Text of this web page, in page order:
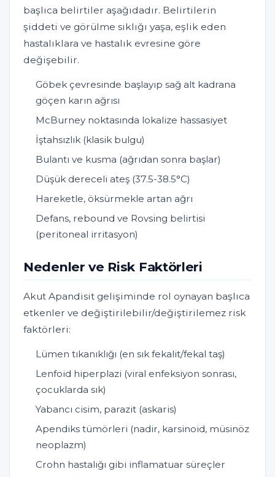
başlıca belirtiler aşağıdadır. Belirtilerin
şiddeti ve görülme sıklığı yaşa, eşlik eden
hastalıklara ve hastalık evresine göre
değişebilir.
Göbek çevresinde başlayıp sağ alt kadrana
göçen karın ağrısı
McBurney noktasında lokalize hassasiyet
İştahsızlık (klasik bulgu)
Bulantı ve kusma (ağrıdan sonra başlar)
Düşük dereceli ateş (37.5-38.5°C)
Hareketle, öksürmekle artan ağrı
Defans, rebound ve Rovsing belirtisi
(peritoneal irritasyon)
Nedenler ve Risk Faktörleri
Akut Apandisit gelişiminde rol oynayan başlıca
etkenler ve değiştirilebilir/değiştirilemez risk
faktörleri:
Lümen tıkanıklığı (en sık fekalit/fekal taş)
Lenfoid hiperplazi (viral enfeksiyon sonrası,
çocuklarda sık)
Yabancı cisim, parazit (askaris)
Apendiks tümörleri (nadir, karsinoid, müsinöz
neoplazm)
Crohn hastalığı gibi inflamatuar süreçler